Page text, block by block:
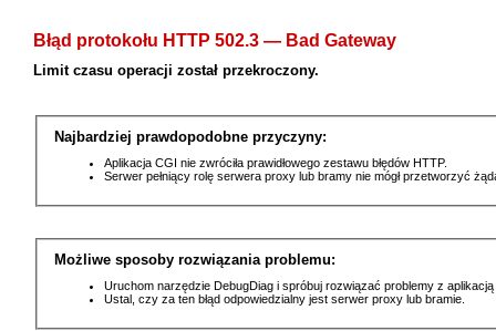
Błąd protokołu HTTP 502.3 — Bad Gateway
Limit czasu operacji został przekroczony.
Najbardziej prawdopodobne przyczyny:
Aplikacja CGI nie zwróciła prawidłowego zestawu błędów HTTP.
Serwer pełniący rolę serwera proxy lub bramy nie mógł przetworzyć
Możliwe sposoby rozwiązania problemu:
Uruchom narzędzie DebugDiag i spróbuj rozwiązać problemy z
Ustal, czy za ten błąd odpowiedzialny jest serwer proxy lub bramie.